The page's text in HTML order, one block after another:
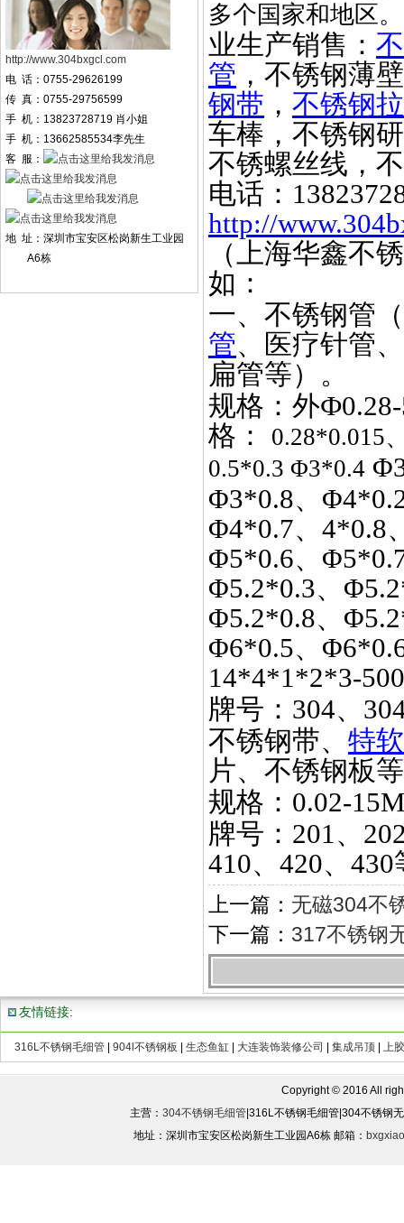
http://www.304bxgcl.com
电 话：0755-29626199
传 真：0755-29756599
手 机：13823728719 肖小姐
手 机：13662585534李先生
客 服：
地 址：深圳市宝安区松岗新生工业园
A6栋
多个国家和地区。
业生产销售：
管 ，不锈钢薄
钢带 ， 不锈钢
车棒，不锈钢
不锈螺丝线，
电话：
http://
（上海华鑫不
如：
一、不锈钢管
管、医疗针管
扁管等）。
规格：外
格：
0.28*0.015
0.5*0.3 Φ3*0.4
Φ3*0.8、
Φ4*0.7、4*0.8
Φ5*0.6、
Φ5.2*0.3、
Φ5.2*0.8、
Φ6*0.5、
14*4*1*2*3-
牌号： 304、
不锈钢带、 特
片、不锈钢板
规格： 0.02-
牌号： 201、
410、420、430
上一篇： 无磁304不
下一篇： 317不锈钢
友情链接:
316L不锈钢毛细管| 904l不锈钢板 生态鱼缸| 大连装饰装修公司 集成吊顶| 上
Copyright © 2016 All
主营： 304不锈钢毛细管|316L不锈钢毛细管|304不锈钢
地址：深圳市宝安区松岗新生工业园A6栋 邮箱：